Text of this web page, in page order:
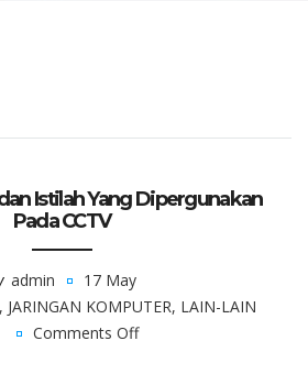
Istilah Yang Dipergunakan
Pada CCTV
admin
17 May
JARINGAN KOMPUTER, LAIN-LAIN
Comments Off